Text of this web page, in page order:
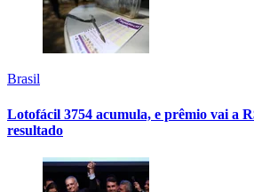
Brasil
Lotofácil 3754 acumula, e prêmio vai a
resultado